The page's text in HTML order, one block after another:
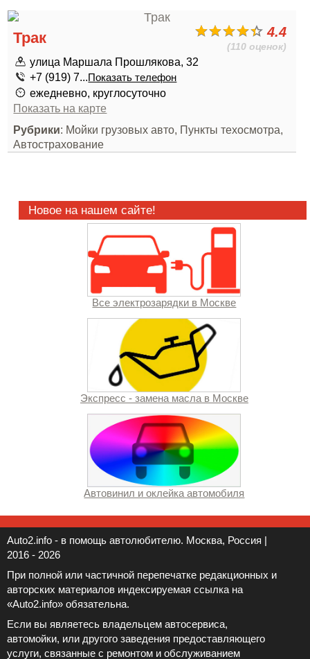
4.4
(110 оценок)
Трак
улица Маршала Прошлякова, 32
+7 (919) 7...Показать телефон
ежедневно, круглосуточно
Показать на карте
Рубрики: Мойки грузовых авто, Пункты техосмотра,
Автострахование
Новое на нашем сайте!
Все электрозарядки в Москве
Экспресс - замена масла в Москве
Автовинил и оклейка автомобиля
Auto2.info - в помощь автолюбителю. Москва, Россия |
2016 - 2026
При полной или частичной перепечатке редакционных и
авторских материалов индексируемая ссылка на
«Auto2.info» обязательна.
Если вы являетесь владельцем автосервиса,
автомойки, или другого заведения предоставляющего
услуги, связанные с ремонтом и обслуживанием